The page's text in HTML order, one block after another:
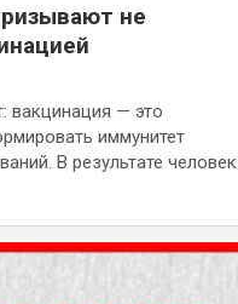
не
вакцинация — это
иммунитет
В результате человек